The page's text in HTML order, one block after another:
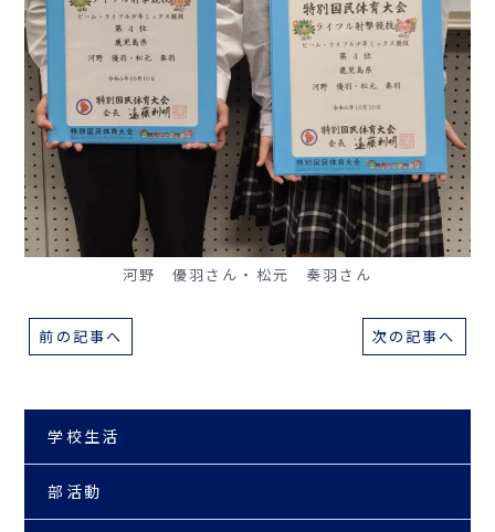
河野 優羽さん・松元 奏羽さん
前の記事へ 次の記事へ
学校生活
部活動